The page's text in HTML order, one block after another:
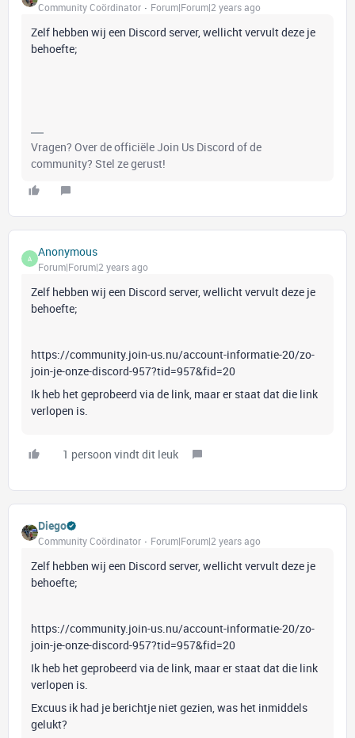
Community Coördinator Forum|Forum|2 years ago
Zelf hebben wij een Discord server, wellicht vervult deze je
behoefte;
Vragen? Over de officiële Join Us Discord of de
community? Stel ze gerust!
A Anonymous
Forum|Forum|2 years ago
Zelf hebben wij een Discord server, wellicht vervult deze je
behoefte;
https://community.join-us.nu/account-informatie-20/zo-
join-je-onze-discord-957?tid=957&fid=20
Ik heb het geprobeerd via de link, maar er staat dat die link
verlopen is.
1 persoon vindt dit leuk
Diego
Community Coördinator Forum|Forum|2 years ago
Zelf hebben wij een Discord server, wellicht vervult deze je
behoefte;
https://community.join-us.nu/account-informatie-20/zo-
join-je-onze-discord-957?tid=957&fid=20
Ik heb het geprobeerd via de link, maar er staat dat die link
verlopen is.
Excuus ik had je berichtje niet gezien, was het inmiddels
gelukt?